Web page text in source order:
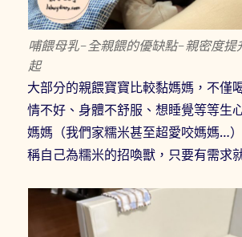
哺餵母乳-全親餵的優缺點-親密度提
起
大部分的親餵寶寶比較黏媽媽，不僅
情不好、身體不舒服、想睡覺等等生
媽媽（我們家糯米甚至超愛咬媽媽…
稱自己為糯米的招喚獸，只要有需求